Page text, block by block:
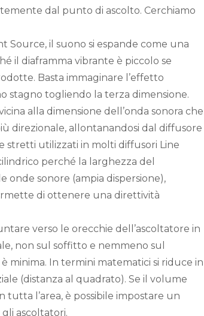
dal punto di ascolto. Cerchiamo
Source, il suono si espande come una
il diaframma vibrante è piccolo se
Basta immaginare l’effetto
stagno togliendo la terza dimensione.
alla dimensione dell’onda sonora che
direzionale, allontanandosi dal diffusore
stretti utilizzati in molti diffusori Line
perché la larghezza del
onde sonore (ampia dispersione),
di ottenere una direttività
verso le orecchie dell’ascoltatore in
non sul soffitto e nemmeno sul
minima. In termini matematici si riduce in
(distanza al quadrato). Se il volume
l’area, è possibile impostare un
ascoltatori.